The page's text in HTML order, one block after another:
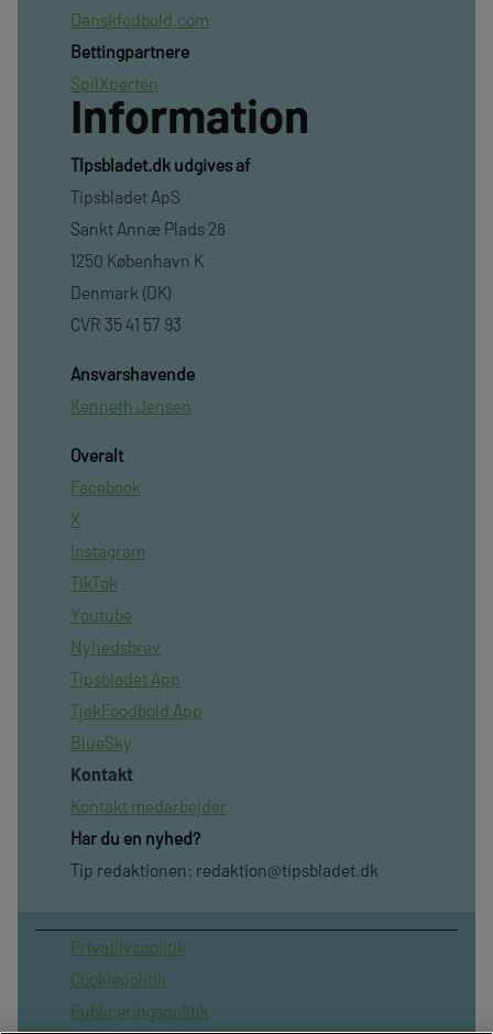
Danskfodbold.com
Bettingpartnere
SpilXperten
Information
TIpsbladet.dk udgives af
Tipsbladet ApS
Sankt Annæ Plads 28
1250 København K
Denmark (DK)
CVR 35 41 57 93
Ansvarshavende
Kenneth Jensen
Overalt
Facebook
X
Instagram
TikTok
Youtube
Nyhedsbrev
Tipsbladet App
TjekFoodbold App
BlueSky
Kontakt
Kontakt medarbejder
Har du en nyhed?
Tip redaktionen: redaktion@tipsbladet.dk
Privatilvspolitik
Cookiepolitik
Publiceringspolitik